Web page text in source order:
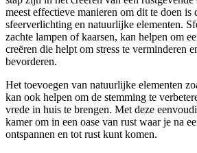
meest effectieve manieren om dit te doen is
sfeerverlichting en natuurlijke elementen.
zachte lampen of kaarsen, kan helpen om
creëren die helpt om stress te verminderen
bevorderen.
Het toevoegen van natuurlijke elementen
kan ook helpen om de stemming te
vrede in huis te brengen. Met deze
kamer om in een oase van rust waar je na
ontspannen en tot rust kunt komen.